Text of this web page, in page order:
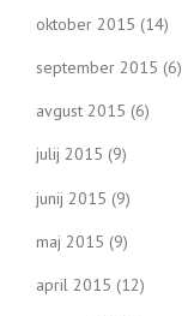
oktober 2015 (14)
september 2015 (6)
avgust 2015 (6)
julij 2015 (9)
junij 2015 (9)
maj 2015 (9)
april 2015 (12)